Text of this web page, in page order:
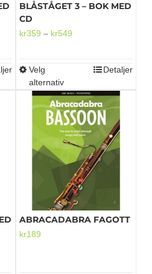
BLÅSTÅGET 3 – BOK MED
CD
kr359 – kr549
Velg
alternativ
Dette
har
flere
varianter.
Alternativene
kan
velges
på
produktsiden
Detaljer
ABRACADABRA FAGOTT
kr189